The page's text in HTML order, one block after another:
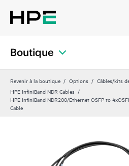
Boutique
Revenir à la boutique Options Câbles/kits
HPE InfiniBand NDR Cables
HPE InfiniBand NDR200/Ethernet OSFP to
Cable